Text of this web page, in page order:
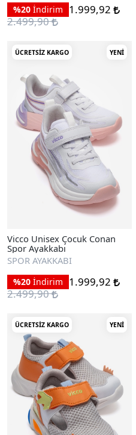
%20 İndirim
1.999,92
2.499,90
ÜCRETSIZ KARGO YENI
Vicco Unisex Çocuk Conan
Spor Ayakkabı
SPOR AYAKKABI
%20 İndirim
1.999,92
2.499,90
ÜCRETSIZ KARGO YENI